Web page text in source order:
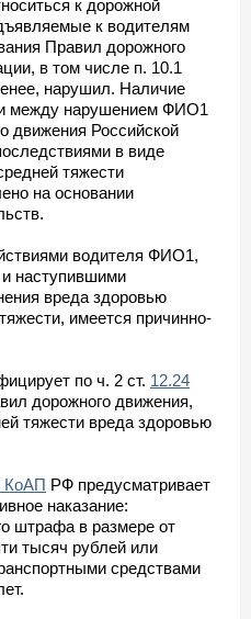
к дорожной
к водителям
Правил дорожного
в том числе п. 10.1
нарушил. Наличие
между нарушением ФИО1
движения Российской
в виде
тяжести
на основании
водителя ФИО1,
наступившими
вреда здоровью
имеется причинно-
по ч. 2 ст. 12.24
дорожного движения,
тяжести вреда здоровью
КоАП РФ предусматривает
наказание:
штрафа в размере от
тысяч рублей или
средствами